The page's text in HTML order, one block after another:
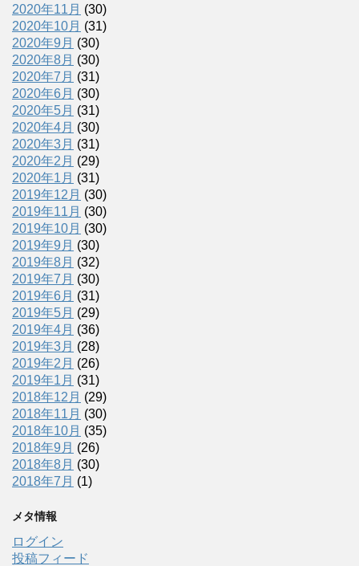
2020年11月 (30)
2020年10月 (31)
2020年9月 (30)
2020年8月 (30)
2020年7月 (31)
2020年6月 (30)
2020年5月 (31)
2020年4月 (30)
2020年3月 (31)
2020年2月 (29)
2020年1月 (31)
2019年12月 (30)
2019年11月 (30)
2019年10月 (30)
2019年9月 (30)
2019年8月 (32)
2019年7月 (30)
2019年6月 (31)
2019年5月 (29)
2019年4月 (36)
2019年3月 (28)
2019年2月 (26)
2019年1月 (31)
2018年12月 (29)
2018年11月 (30)
2018年10月 (35)
2018年9月 (26)
2018年8月 (30)
2018年7月 (1)
メタ情報
ログイン
投稿フィード